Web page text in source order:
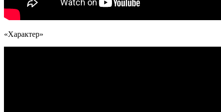
«Характер»